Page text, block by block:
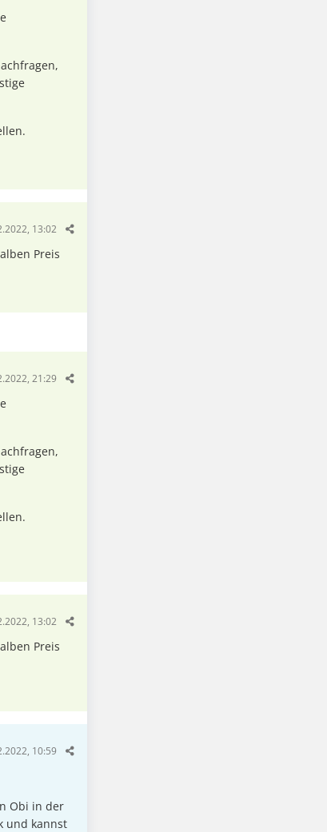
13:02
Preis
21:29
13:02
Preis
10:59
Obi in der
und kannst